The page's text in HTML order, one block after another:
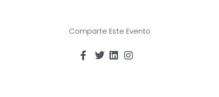
Comparte Este Evento